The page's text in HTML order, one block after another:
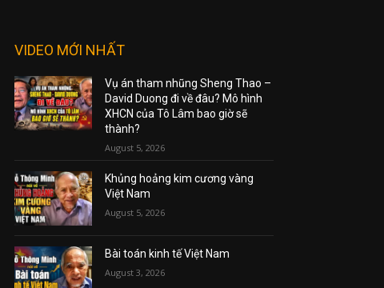
VIDEO MỚI NHẤT
Vụ án tham nhũng Sheng Thao –
David Duong đi về đâu? Mô hình
XHCN của Tô Lâm bao giờ sẽ
thành?
August 5, 2026
Khủng hoảng kim cương vàng
Việt Nam
August 5, 2026
Bài toán kinh tế Việt Nam
August 3, 2026